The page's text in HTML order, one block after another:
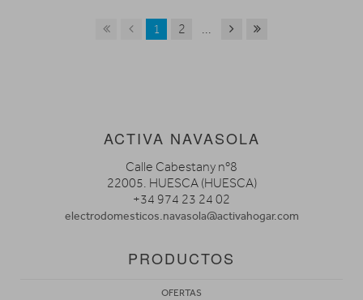
1 2 ...
ACTIVA NAVASOLA
Calle Cabestany nº8
22005. HUESCA (HUESCA)
+34 974 23 24 02
electrodomesticos.navasola@activahogar.com
PRODUCTOS
OFERTAS